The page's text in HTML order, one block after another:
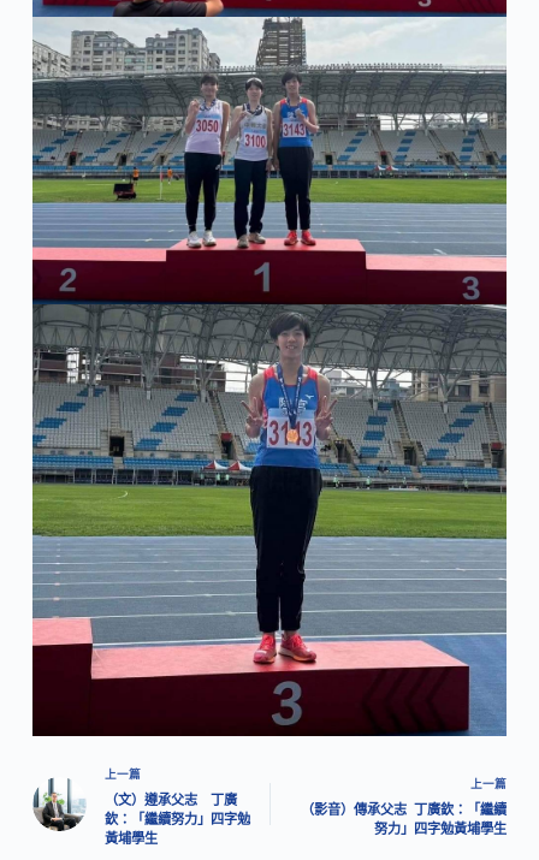
上一篇
（文）遵承父志 丁廣
欽：「繼續努力」四字勉
黃埔學生
上一篇
（影音）傳承父志 丁廣欽：「繼續
努力」四字勉黃埔學生